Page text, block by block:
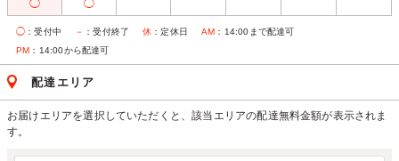
◯ ◯
◯ ：受付中 － ：受付終了 休 ：定休日 AM ：14:00まで配達可
PM ：14:00から配達可
配達エリア
お届けエリアを選択していただくと、該当エリアの配達無料金額が表示されま
す。